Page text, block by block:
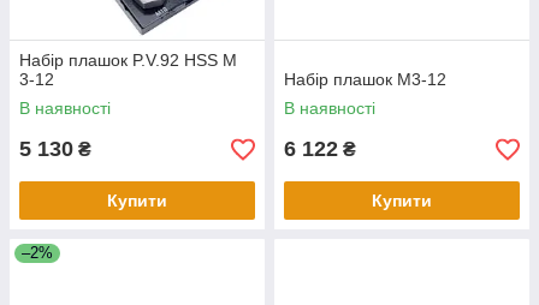
Набір плашок P.V.92 HSS M
3-12
В наявності
5 130 ₴
Купити
Набір плашок М3-12
В наявності
6 122 ₴
Купити
–2%